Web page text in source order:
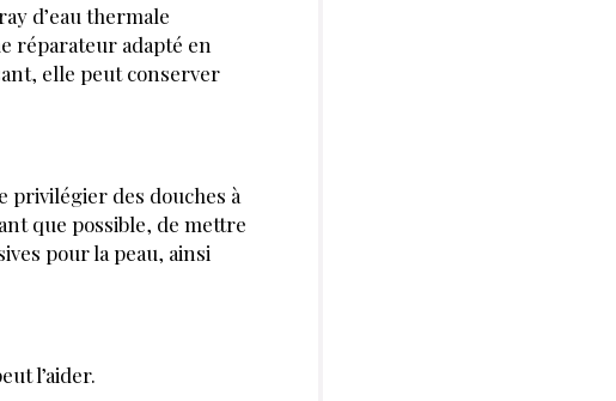
d’eau thermale
réparateur adapté en
elle peut conserver
privilégier des douches à
que possible, de mettre
pour la peau, ainsi
l’aider.